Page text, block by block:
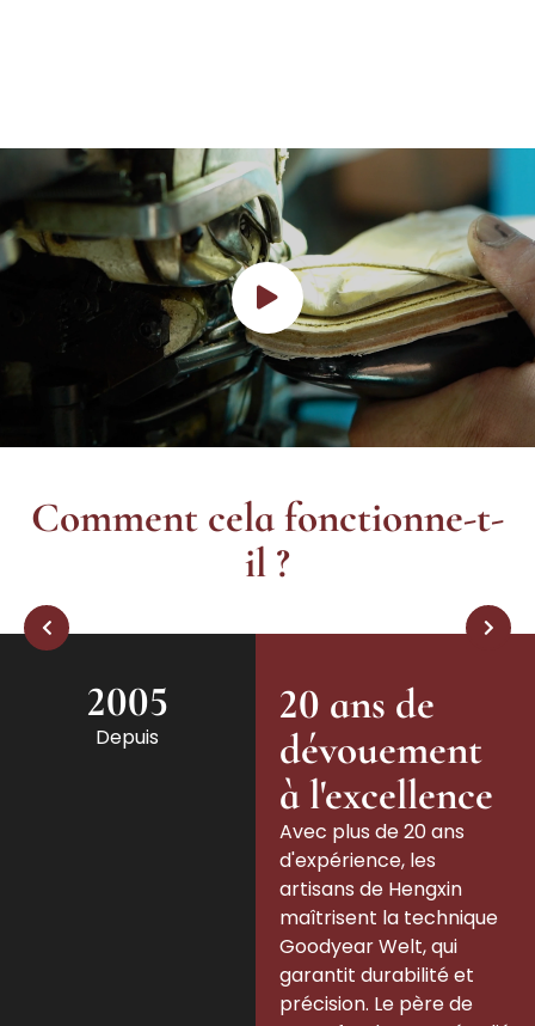
Comment cela fonctionne-t-
il ?
2005
Depuis
20 ans de
dévouement
à l'excellence
Avec plus de 20 ans
d'expérience, les
artisans de Hengxin
maîtrisent la technique
Goodyear Welt, qui
garantit durabilité et
précision. Le père de